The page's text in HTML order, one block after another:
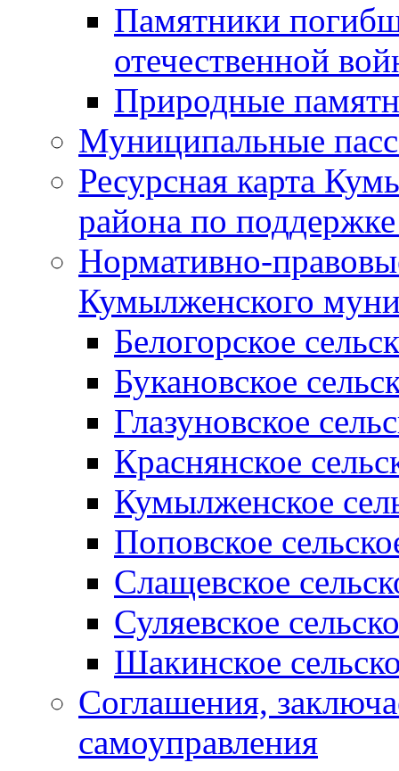
Памятники
отечественной
Природные
Муниципальные
Ресурсная карта
района по
Нормативно-
Кумылженского
Белогорское
Букановское
Глазуновское
Краснянское
Кумылженское
Поповское
Слащевское
Суляевское
Шакинское
Соглашения,
самоуправления